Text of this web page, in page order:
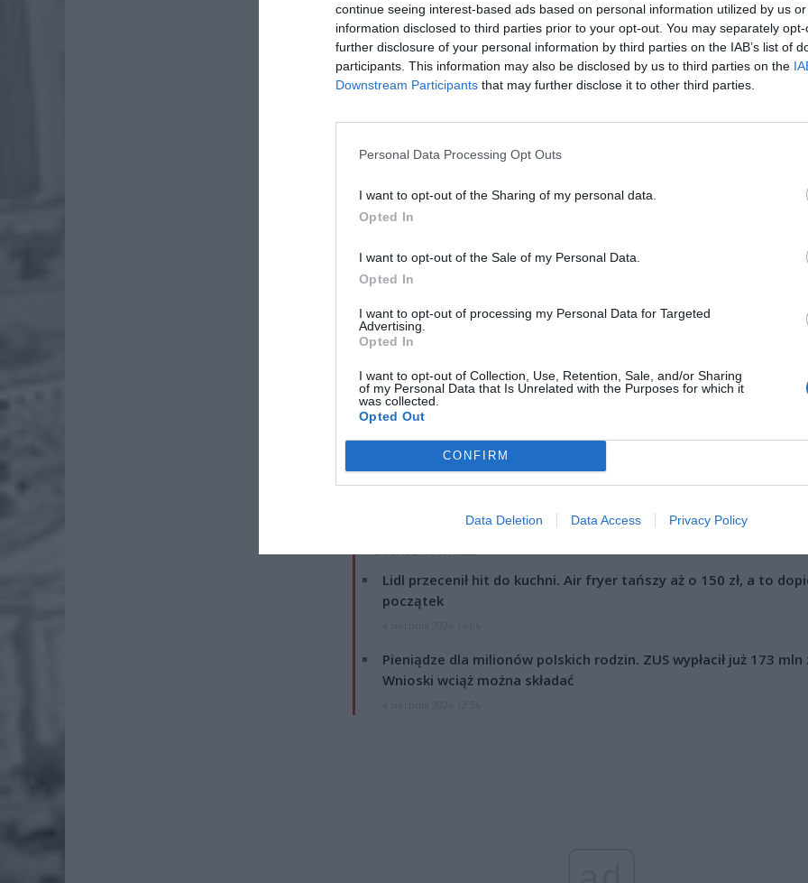
continue seeing interest-based ads based on personal information utilized by us
information disclosed to third parties prior to your opt-out. You may separately
further disclosure of your personal information by third parties on the IAB’s list of
participants. This information may also be disclosed by us to third parties on the
Downstream Participants that may further disclose it to other third parties.
Personal Data Processing Opt Outs
I want to opt-out of the Sharing of my personal data.
Opted In
I want to opt-out of the Sale of my Personal Data.
Opted In
I want to opt-out of processing my Personal Data for Targeted
Advertising.
Opted In
I want to opt-out of Collection, Use, Retention, Sale, and/or Sharing
of my Personal Data that Is Unrelated with the Purposes for which it
was collected.
Opted Out
CONFIRM
Data Deletion Data Access Privacy Policy
ad
Dodaj nas do preferowanych źródeł w Google
ZOBACZ RÓWNIEŻ:
Lidl przecenił hit do kuchni. Air fryer tańszy aż o 150 zł, a to
początek
Pieniądze dla milionów polskich rodzin. ZUS wypłacił już 173 mln
Wnioski wciąż można składać